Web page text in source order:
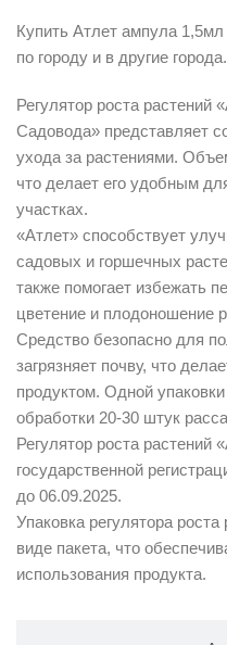
Купить Атлет ампула
по городу и в другие города.
Регулятор роста растений
Садовода» представляет
ухода за растениями.
что делает его удобным
участках.
«Атлет» способствует
садовых и горшечных
также помогает избежать
цветение и плодоношение
Средство безопасно для
загрязняет почву, что
продуктом. Одной
обработки 20-30 штук
Регулятор роста растений
государственной
до 06.09.2025.
Упаковка регулятора
виде пакета, что
использования продукта.